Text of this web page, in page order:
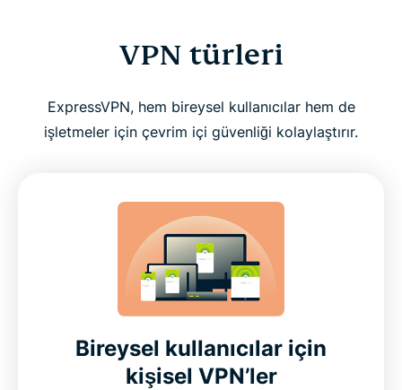
VPN türleri
ExpressVPN, hem bireysel kullanıcılar hem de
işletmeler için çevrim içi güvenliği kolaylaştırır.
Bireysel kullanıcılar için
kişisel VPN’ler